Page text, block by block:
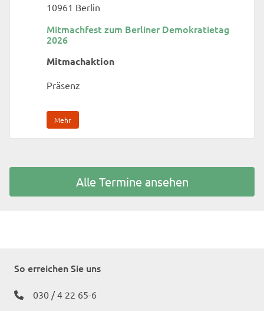
10961 Berlin
Mitmachfest zum Berliner Demokratietag
2026
Mitmachaktion
Präsenz
Mehr
Alle Termine ansehen
So erreichen Sie uns
030 / 4 22 65-6